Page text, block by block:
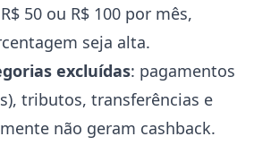
50 ou R$ 100 por mês,
seja alta.
excluídas: pagamentos
tributos, transferências e
não geram cashback.